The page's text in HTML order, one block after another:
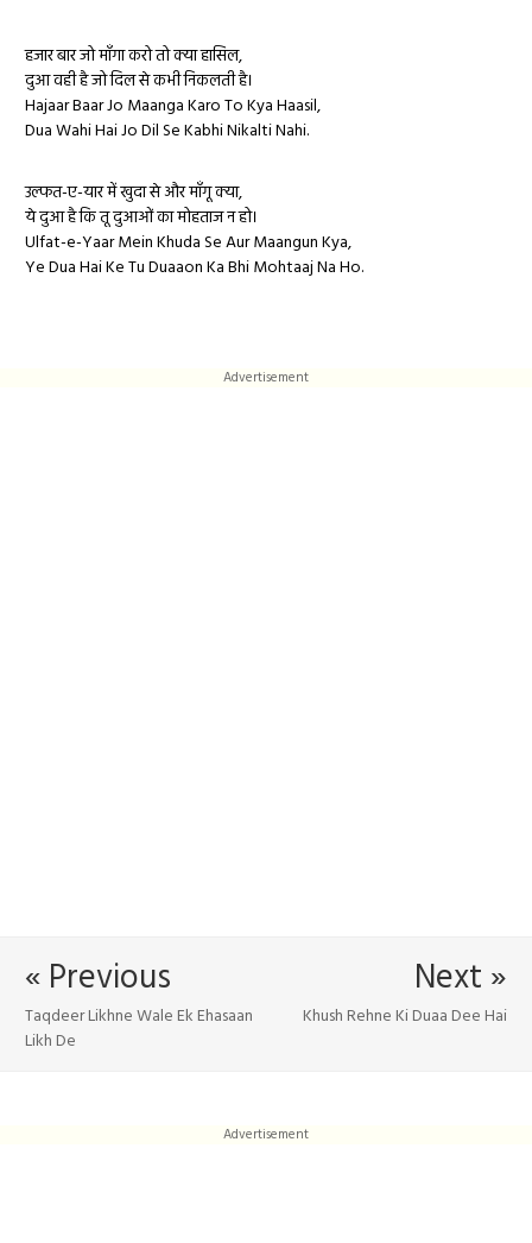
हजार बार जो माँगा करो तो क्या हासिल,
दुआ वही है जो दिल से कभी निकलती है।
Hajaar Baar Jo Maanga Karo To Kya Haasil,
Dua Wahi Hai Jo Dil Se Kabhi Nikalti Nahi.
उल्फत-ए-यार में खुदा से और माँगू क्या,
ये दुआ है कि तू दुआओं का मोहताज न हो।
Ulfat-e-Yaar Mein Khuda Se Aur Maangun Kya,
Ye Dua Hai Ke Tu Duaaon Ka Bhi Mohtaaj Na Ho.
Advertisement
Next »
Khush Rehne Ki Duaa Dee Hai
« Previous
Taqdeer Likhne Wale Ek Ehasaan
Likh De
Advertisement